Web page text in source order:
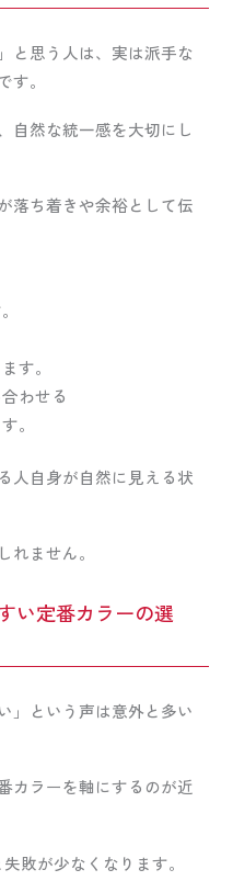
と思う人は、実は派手な
。
自然な統一感を大切にし
落ち着きや余裕として伝
す。
わせる
。
人自身が自然に見える状
れません。
い定番カラーの選
」という声は意外と多い
カラーを軸にするのが近
敗が少なくなります。